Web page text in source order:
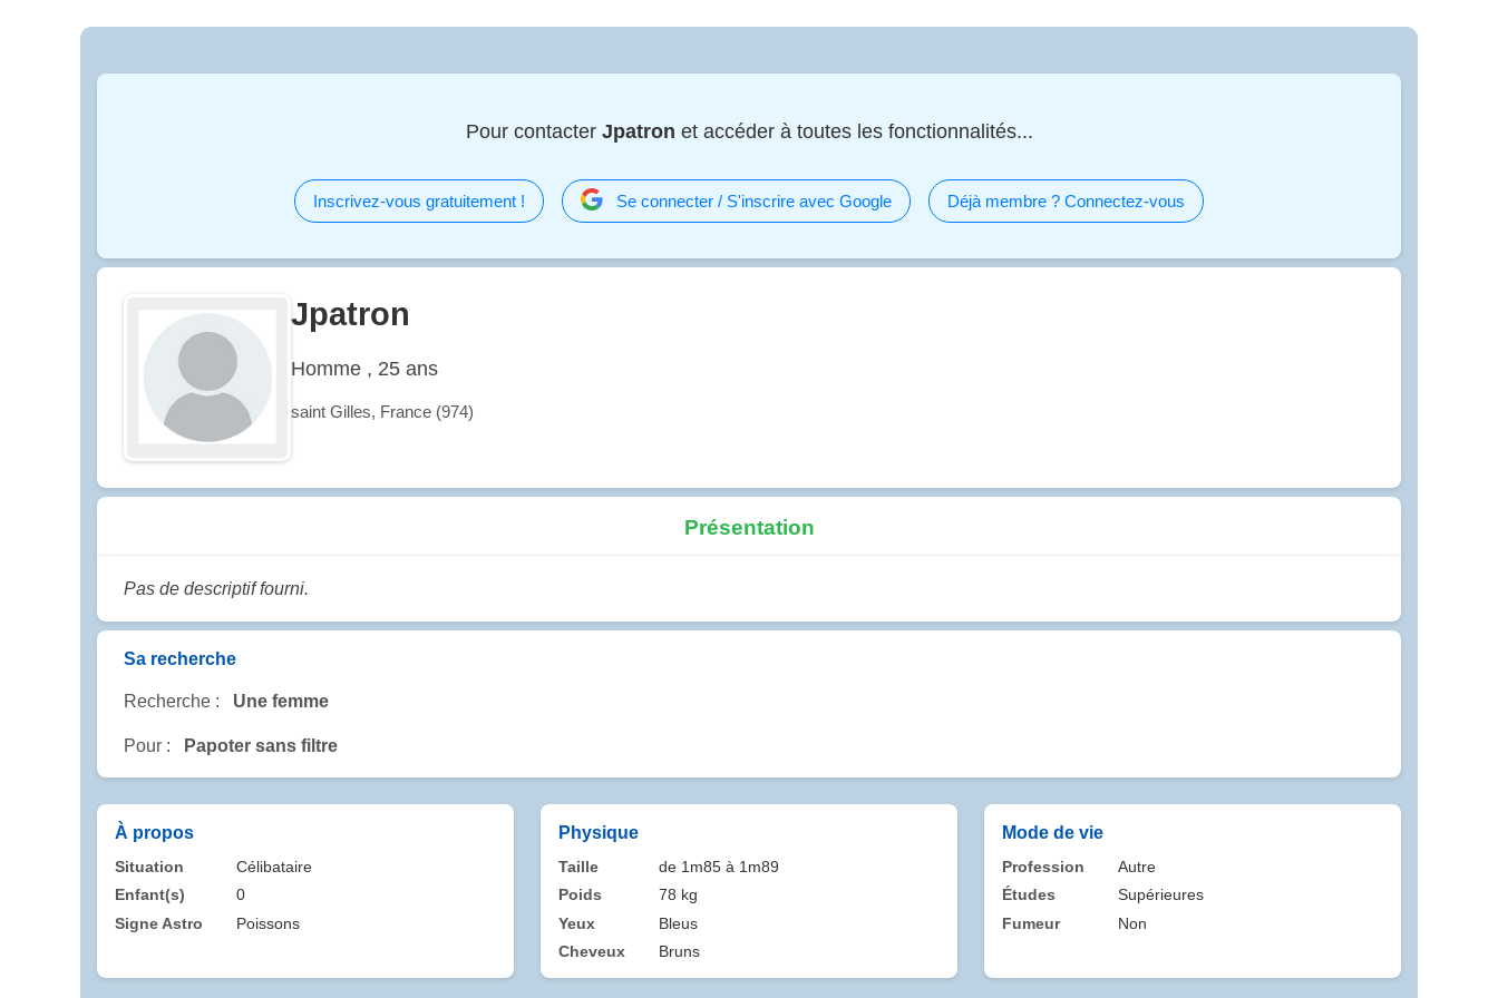
Pour contacter Jpatron et accéder à toutes les fonctionnalités...
Inscrivez-vous gratuitement ! Se connecter / S'inscrire avec Google Déjà membre ? Connectez-vous
Jpatron
Homme , 25 ans
saint Gilles, France (974)
Présentation
Pas de descriptif fourni.
Sa recherche
Recherche : Une femme
Pour : Papoter sans filtre
À propos
Situation
Célibataire
Enfant(s)
0
Signe Astro
Poissons
Physique
Taille
de 1m85 à 1m89
Poids
78 kg
Yeux
Bleus
Cheveux
Bruns
Mode de vie
Profession
Autre
Études
Supérieures
Fumeur
Non